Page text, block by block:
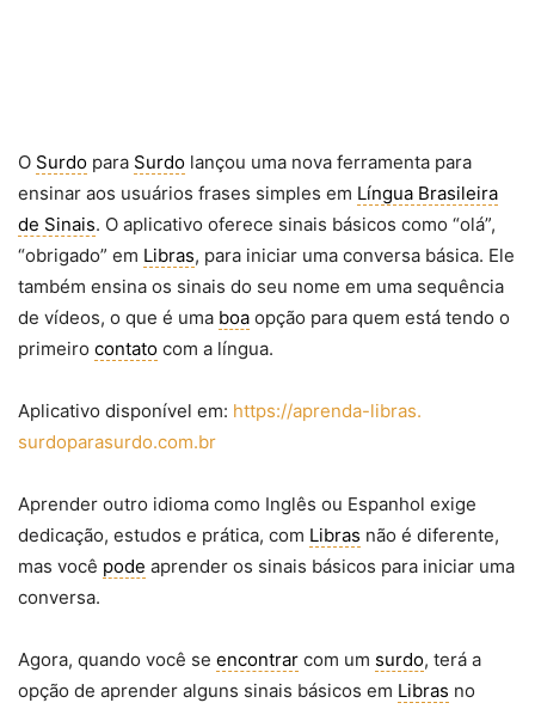
O Surdo para Surdo lançou uma nova ferramenta para
ensinar aos usuários frases simples em Língua Brasileira
de Sinais. O aplicativo oferece sinais básicos como “olá”,
“obrigado” em Libras, para iniciar uma conversa básica. Ele
também ensina os sinais do seu nome em uma sequência
de vídeos, o que é uma boa opção para quem está tendo o
primeiro contato com a língua.
Aplicativo disponível em: https://aprenda-libras.
surdoparasurdo.com.br
Aprender outro idioma como Inglês ou Espanhol exige
dedicação, estudos e prática, com Libras não é diferente,
mas você pode aprender os sinais básicos para iniciar uma
conversa.
Agora, quando você se encontrar com um surdo, terá a
opção de aprender alguns sinais básicos em Libras no